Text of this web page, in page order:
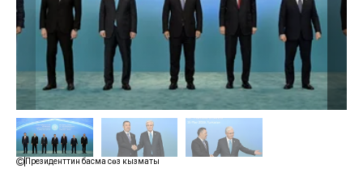
Президенттин басма сөз кызматы